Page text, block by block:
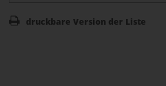
druckbare Version der Liste